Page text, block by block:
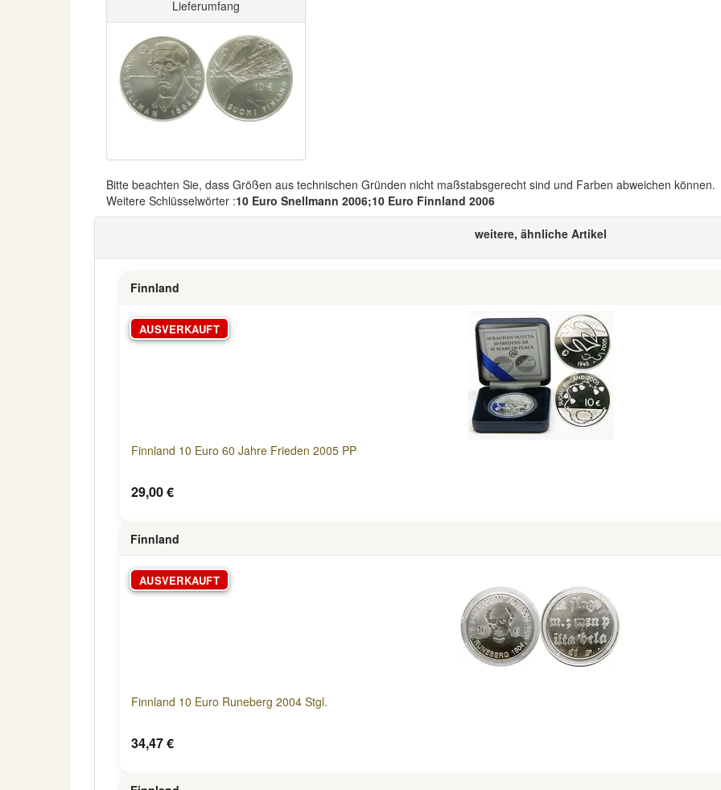
Lieferumfang
Bitte beachten Sie, dass Größen aus technischen Gründen nicht maßstabsgerecht sind und Farben abweichen können.
Weitere Schlüsselwörter :10 Euro Snellmann 2006;10 Euro Finnland 2006
weitere, ähnliche Artikel
Finnland
AUSVERKAUFT
Finnland 10 Euro 60 Jahre Frieden 2005 PP
29,00 €
Finnland
AUSVERKAUFT
Finnland 10 Euro Runeberg 2004 Stgl.
34,47 €